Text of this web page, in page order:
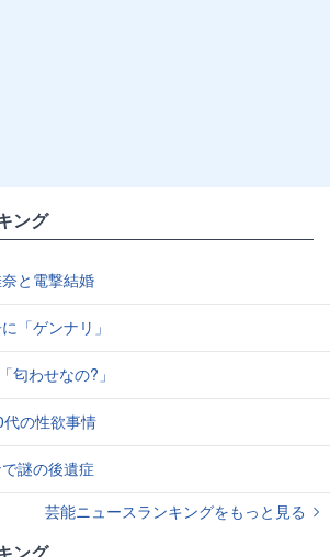
ング
と電撃結婚
「ゲンナリ」
匂わせなの?」
の性欲事情
謎の後遺症
芸能ニュースランキングをもっと見る